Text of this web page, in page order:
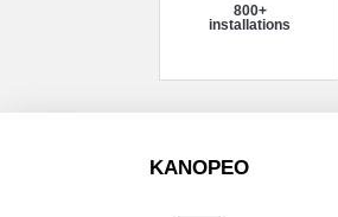
800+
installations
KANOPEO